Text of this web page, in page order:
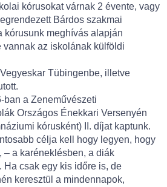
kórusokat várnak 2 évente, vagy
Bárdos szakmai
kórusunk meghívás alapján
vannak az iskolának külföldi
Tübingenbe, illetve
ban a Zeneművészeti
Országos Énekkari Versenyén
kórusként) II. díjat kaptunk.
célja kell hogy legyen, hogy
– a karéneklésben, a diák
Ha csak egy kis időre is, de
keresztül a mindennapok,